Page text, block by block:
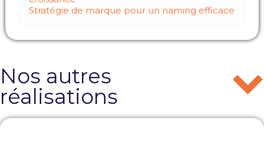
Stratégie de marque pour un naming efficace
Nos autres
réalisations